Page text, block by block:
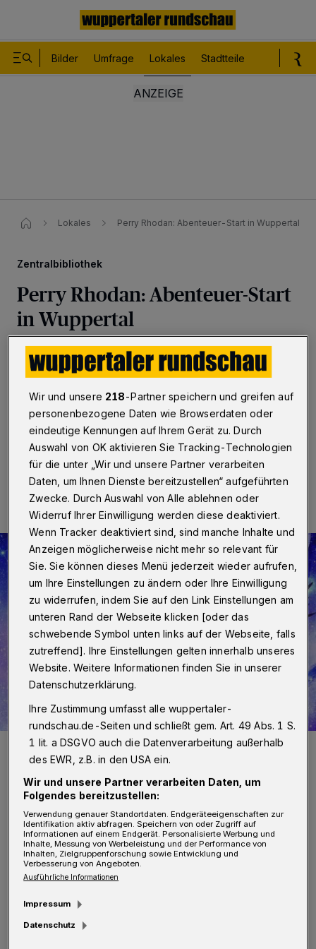
Bilder Umfrage Lokales Stadtteile
Lokales Perry Rhodan: Abenteuer-Start in Wuppertal
Zentralbibliothek
Perry Rhodan: Abenteuer-Start
in Wuppertal
Wuppertal·Am Samstag (17. Dezember 2022) wird
um 13 Uhr in der Wuppertaler Zentralbibliothek der
Corvus gemeinsam mit dem Zeichner Arndt Drechlser-
Zakrzewski präsentiert. Der Eintritt ist frei.
12.12.2022 , 09:00 Uhr Eine Minute Lesezeit
Das Titelbild der neuen Ausgabe.
Foto: Pabel-Moewig Verlag
M it einem Doppelband läutet die Perry-
Rhodan-Serie kurz vor Weihnachten
Wir und unsere 218-Partner speichern und greifen auf
personenbezogene Daten wie Browserdaten oder
eindeutige Kennungen auf Ihrem Gerät zu. Durch
Auswahl von OK aktivieren Sie Tracking-Technologien
für die unter „Wir und unsere Partner verarbeiten
Daten, um Ihnen Dienste bereitzustellen“ aufgeführten
Zwecke. Durch Auswahl von Alle ablehnen oder
Widerruf Ihrer Einwilligung werden diese deaktiviert.
Wenn Tracker deaktiviert sind, sind manche Inhalte und
Anzeigen möglicherweise nicht mehr so relevant für
Sie. Sie können dieses Menü jederzeit wieder aufrufen,
um Ihre Einstellungen zu ändern oder Ihre Einwilligung
zu widerrufen, indem Sie auf den Link Einstellungen am
unteren Rand der Webseite klicken [oder das
schwebende Symbol unten links auf der Webseite, falls
zutreffend]. Ihre Einstellungen gelten innerhalb unseres
Website. Weitere Informationen finden Sie in unserer
Datenschutzerklärung.
Ihre Zustimmung umfasst alle wuppertaler-
rundschau.de-Seiten und schließt gem. Art. 49 Abs. 1 S.
1 lit. a DSGVO auch die Datenverarbeitung außerhalb
des EWR, z.B. in den USA ein.
Wir und unsere Partner verarbeiten Daten, um
Folgendes bereitzustellen:
Verwendung genauer Standortdaten. Endgeräteeigenschaften zur
Identifikation aktiv abfragen. Speichern von oder Zugriff auf
Informationen auf einem Endgerät. Personalisierte Werbung und
Inhalte, Messung von Werbeleistung und der Performance von
Inhalten, Zielgruppenforschung sowie Entwicklung und
Verbesserung von Angeboten.
Ausführliche Informationen
Impressum
Datenschutz